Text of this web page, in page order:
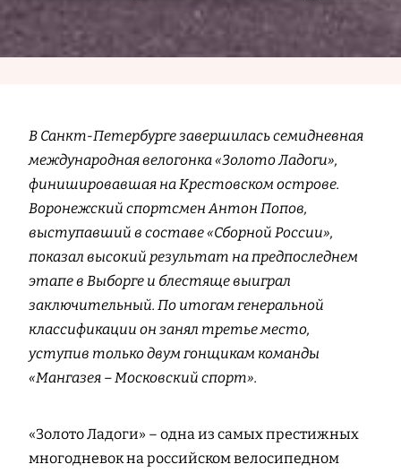
В Санкт-Петербурге завершилась семидневная
международная велогонка «Золото Ладоги»,
финишировавшая на Крестовском острове.
Воронежский спортсмен Антон Попов,
выступавший в составе «Сборной России»,
показал высокий результат на предпоследнем
этапе в Выборге и блестяще выиграл
заключительный. По итогам генеральной
классификации он занял третье место,
уступив только двум гонщикам команды
«Мангазея – Московский спорт».
«Золото Ладоги» – одна из самых престижных
многодневок на российском велосипедном